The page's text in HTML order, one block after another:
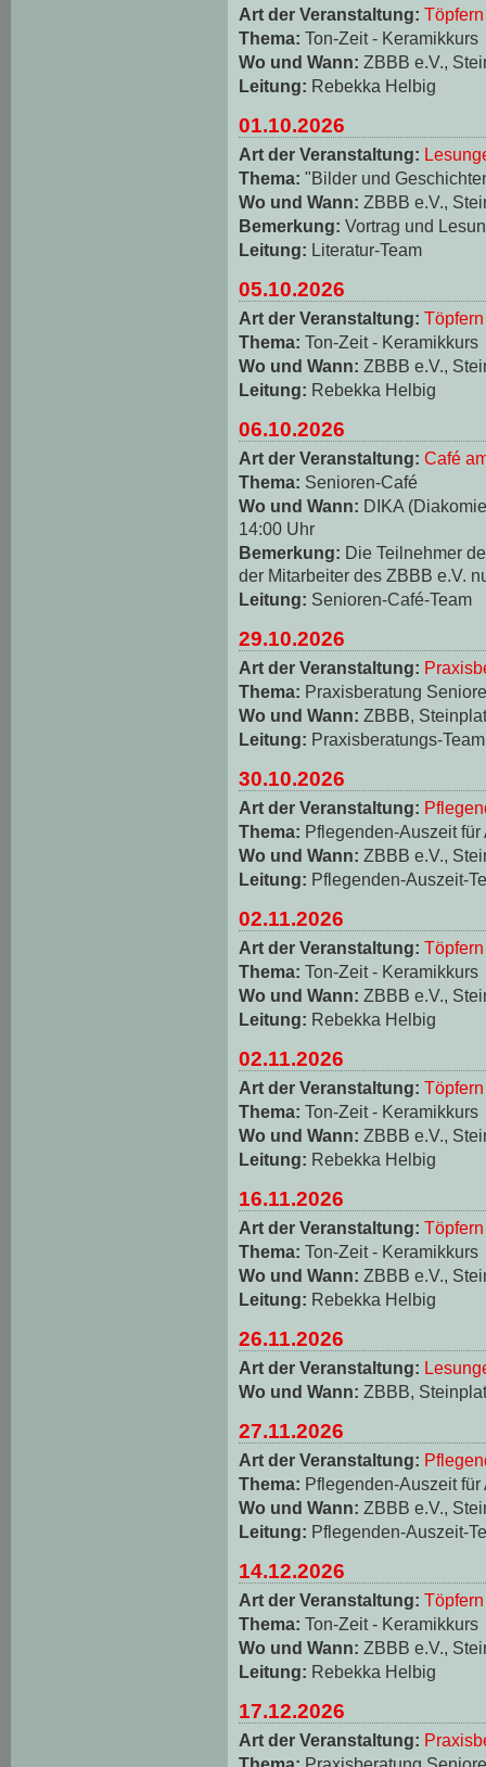
Art der Veranstaltung: Töpfern
Thema: Ton-Zeit - Keramikkurs
Wo und Wann: ZBBB e.V.,
Leitung: Rebekka Helbig
01.10.2026
Art der Veranstaltung:
Thema: "Bilder und
Wo und Wann: ZBBB e.V.,
Bemerkung: Vortrag und
Leitung: Literatur-Team
05.10.2026
Art der Veranstaltung: Töpfern
Thema: Ton-Zeit - Keramikkurs
Wo und Wann: ZBBB e.V.,
Leitung: Rebekka Helbig
06.10.2026
Art der Veranstaltung: Café
Thema: Senioren-Café
Wo und Wann: DIKA
14:00 Uhr
Bemerkung: Die Teilnehmer
der Mitarbeiter des ZBBB e.V.
Leitung: Senioren-Café-Team
29.10.2026
Art der Veranstaltung:
Thema: Praxisberatung
Wo und Wann: ZBBB,
Leitung: Praxisberatungs-Team
30.10.2026
Art der Veranstaltung:
Thema: Pflegenden-Auszeit
Wo und Wann: ZBBB e.V.,
Leitung: Pflegenden-Auszeit-
02.11.2026
Art der Veranstaltung: Töpfern
Thema: Ton-Zeit - Keramikkurs
Wo und Wann: ZBBB e.V.,
Leitung: Rebekka Helbig
02.11.2026
Art der Veranstaltung: Töpfern
Thema: Ton-Zeit - Keramikkurs
Wo und Wann: ZBBB e.V.,
Leitung: Rebekka Helbig
16.11.2026
Art der Veranstaltung: Töpfern
Thema: Ton-Zeit - Keramikkurs
Wo und Wann: ZBBB e.V.,
Leitung: Rebekka Helbig
26.11.2026
Art der Veranstaltung:
Wo und Wann: ZBBB,
27.11.2026
Art der Veranstaltung:
Thema: Pflegenden-Auszeit
Wo und Wann: ZBBB e.V.,
Leitung: Pflegenden-Auszeit-
14.12.2026
Art der Veranstaltung: Töpfern
Thema: Ton-Zeit - Keramikkurs
Wo und Wann: ZBBB e.V.,
Leitung: Rebekka Helbig
17.12.2026
Art der Veranstaltung: